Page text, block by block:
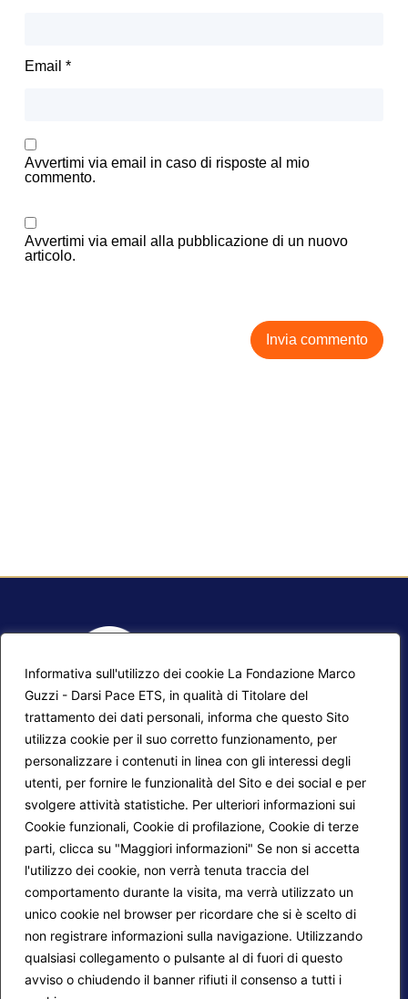
Informativa sull'utilizzo dei cookie La Fondazione Marco
Guzzi - Darsi Pace ETS, in qualità di Titolare del
trattamento dei dati personali, informa che questo Sito
utilizza cookie per il suo corretto funzionamento, per
personalizzare i contenuti in linea con gli interessi degli
utenti, per fornire le funzionalità del Sito e dei social e per
svolgere attività statistiche. Per ulteriori informazioni sui
Cookie funzionali, Cookie di profilazione, Cookie di terze
parti, clicca su "Maggiori informazioni" Se non si accetta
l'utilizzo dei cookie, non verrà tenuta traccia del
comportamento durante la visita, ma verrà utilizzato un
unico cookie nel browser per ricordare che si è scelto di
non registrare informazioni sulla navigazione. Utilizzando
qualsiasi collegamento o pulsante al di fuori di questo
avviso o chiudendo il banner rifiuti il consenso a tutti i
Email *
Avvertimi via email in caso di risposte al mio
commento.
Avvertimi via email alla pubblicazione di un nuovo
articolo.
Mappa del sito
Progetti Darsi Pace
Login redattori
Calendario corsi
Privacy Policy
Cookie Policy
Seguici su: